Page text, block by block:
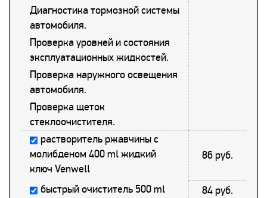
Диагностика тормозной системы
автомобиля.
Проверка уровней и состояния
эксплуатационных жидкостей.
Проверка наружного освещения
автомобиля.
Проверка щеток
стеклоочистителя.
растворитель ржавчины с
молибденом 400 ml жидкий
ключ Venwell
86 руб.
быстрый очиститель 500 ml 84 руб.